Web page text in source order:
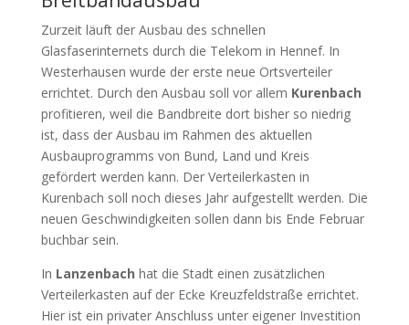
Zurzeit läuft der Ausbau des schnellen
Glasfaserinternets durch die Telekom in Hennef. In
Westerhausen wurde der erste neue Ortsverteiler
errichtet. Durch den Ausbau soll vor allem Kurenbach
profitieren, weil die Bandbreite dort bisher so niedrig
ist, dass der Ausbau im Rahmen des aktuellen
Ausbauprogramms von Bund, Land und Kreis
gefördert werden kann. Der Verteilerkasten in
Kurenbach soll noch dieses Jahr aufgestellt werden. Die
neuen Geschwindigkeiten sollen dann bis Ende Februar
buchbar sein.
In Lanzenbach hat die Stadt einen zusätzlichen
Verteilerkasten auf der Ecke Kreuzfeldstraße errichtet.
Hier ist ein privater Anschluss unter eigener Investition